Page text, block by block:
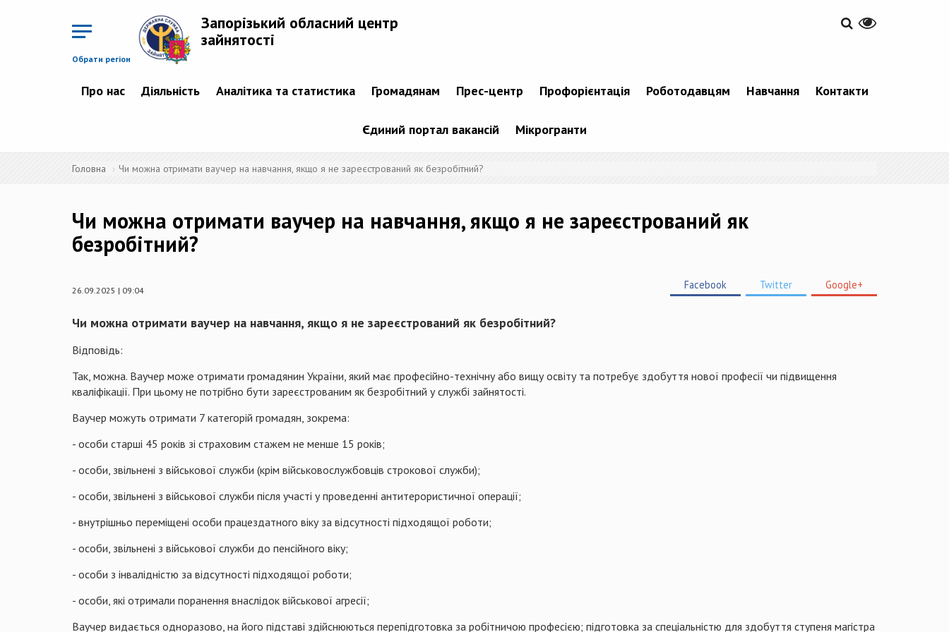
Обрати регіон
Запорізький обласний центр
зайнятості
Про нас Діяльність Аналітика та статистика Громадянам Прес-центр Профорієнтація Роботодавцям Навчання Контакти
Єдиний портал вакансій Мікрогранти
Головна Чи можна отримати ваучер на навчання, якщо я не зареєстрований як безробітний?
Чи можна отримати ваучер на навчання, якщо я не зареєстрований як
безробітний?
26.09.2025 | 09:04 Facebook Twitter Google+
Чи можна отримати ваучер на навчання, якщо я не зареєстрований як безробітний?
Відповідь:
Так, можна. Ваучер може отримати громадянин України, який має професійно-технічну або вищу освіту та потребує здобуття нової професії чи підвищення
кваліфікації. При цьому не потрібно бути зареєстрованим як безробітний у службі зайнятості.
Ваучер можуть отримати 7 категорій громадян, зокрема:
- особи старші 45 років зі страховим стажем не менше 15 років;
- особи, звільнені з військової служби (крім військовослужбовців строкової служби);
- особи, звільнені з військової служби після участі у проведенні антитерористичної операції;
- внутрішньо переміщені особи працездатного віку за відсутності підходящої роботи;
- особи, звільнені з військової служби до пенсійного віку;
- особи з інвалідністю за відсутності підходящої роботи;
- особи, які отримали поранення внаслідок військової агресії;
Ваучер видається одноразово, на його підставі здійснюються перепідготовка за робітничою професією; підготовка за спеціальністю для здобуття ступеня магістра